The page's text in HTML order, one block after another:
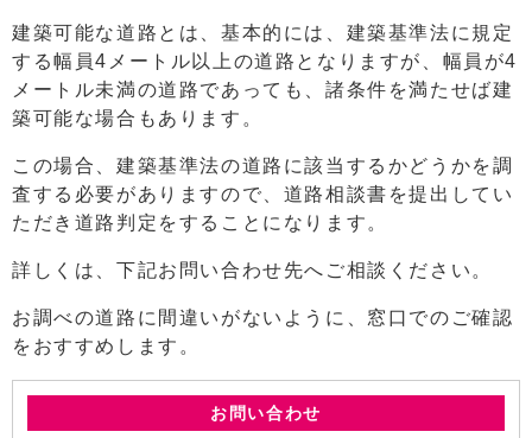
建築可能な道路とは、基本的には、建築基準法に規定
する幅員4メートル以上の道路となりますが、幅員が4
メートル未満の道路であっても、諸条件を満たせば建
築可能な場合もあります。
この場合、建築基準法の道路に該当するかどうかを調
査する必要がありますので、道路相談書を提出してい
ただき道路判定をすることになります。
詳しくは、下記お問い合わせ先へご相談ください。
お調べの道路に間違いがないように、窓口でのご確認
をおすすめします。
お問い合わせ